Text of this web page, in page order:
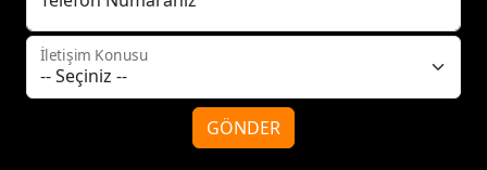
İletişim Konusu
GÖNDER